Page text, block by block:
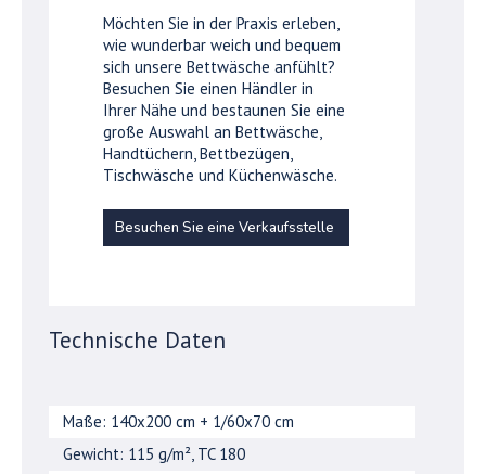
Möchten Sie in der Praxis erleben,
wie wunderbar weich und bequem
sich unsere Bettwäsche anfühlt?
Besuchen Sie einen Händler in
Ihrer Nähe und bestaunen Sie eine
große Auswahl an Bettwäsche,
Handtüchern, Bettbezügen,
Tischwäsche und Küchenwäsche.
Besuchen Sie eine Verkaufsstelle
Technische Daten
Maße: 140x200 cm + 1/60x70 cm
Gewicht: 115 g/m², TC 180